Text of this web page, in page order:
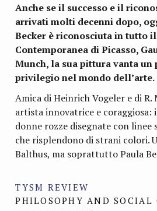
Anche se il successo e il
arrivati molti decenni dopo,
Becker è riconosciuta in tutto
Contemporanea di Picasso,
Munch, la sua pittura vanta un
privilegio nel mondo dell’arte.
Amica di Heinrich Vogeler e di R.
artista innovatrice e coraggiosa:
donne rozze disegnate con linee
che risplendono di strani colori.
Balthus, ma soprattutto Paula
TYSM REVIEW
PHILOSOPHY AND SOCIAL